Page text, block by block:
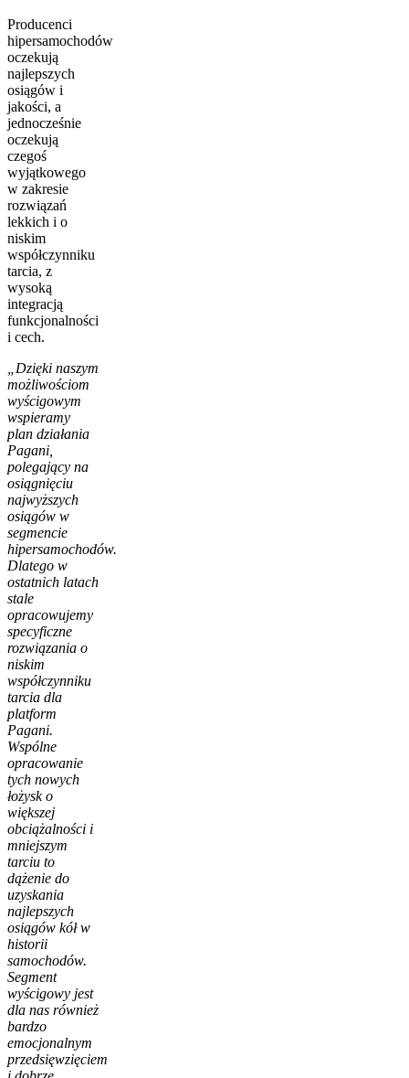
Producenci
hipersamochodów
oczekują
najlepszych
osiągów i
jakości, a
jednocześnie
oczekują
czegoś
wyjątkowego
w zakresie
rozwiązań
lekkich i o
niskim
współczynniku
tarcia, z
wysoką
integracją
funkcjonalności
i cech.
„Dzięki naszym
możliwościom
wyścigowym
wspieramy
plan działania
Pagani,
polegający na
osiągnięciu
najwyższych
osiągów w
segmencie
hipersamochodów.
Dlatego w
ostatnich latach
stale
opracowujemy
specyficzne
rozwiązania o
niskim
współczynniku
tarcia dla
platform
Pagani.
Wspólne
opracowanie
tych nowych
łożysk o
większej
obciążalności i
mniejszym
tarciu to
dążenie do
uzyskania
najlepszych
osiągów kół w
historii
samochodów.
Segment
wyścigowy jest
dla nas również
bardzo
emocjonalnym
przedsięwzięciem